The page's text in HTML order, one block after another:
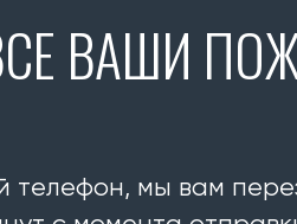
ВАШИ
телефон, мы вам